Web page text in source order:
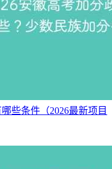
版样表）
版样表）
会）
些条件（2026最新项目